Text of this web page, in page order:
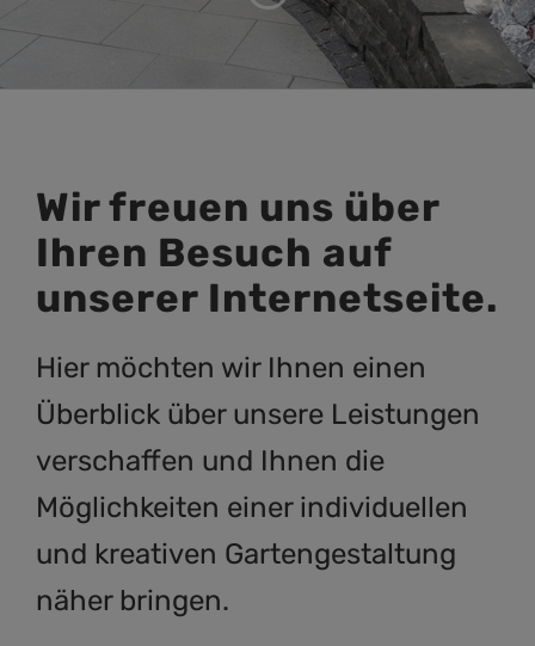
Kontakt
Wir freuen uns über
Ihren Besuch auf
unserer Internetseite.
Hier möchten wir Ihnen einen
Überblick über unsere Leistungen
verschaffen und Ihnen die
Möglichkeiten einer individuellen
und kreativen Gartengestaltung
näher bringen.